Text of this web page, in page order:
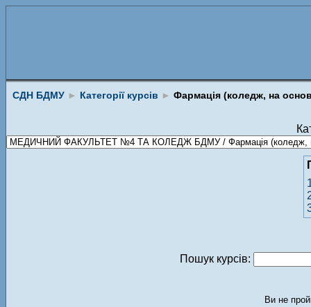
СДН БДМУ ► Категорії курсів ► Фармація (коледж, на
Пошук курсів:
Ви не